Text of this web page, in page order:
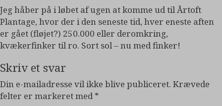
Jeg håber på i løbet af ugen at komme ud til Årtoft
Plantage, hvor der i den seneste tid, hver eneste aften
er gået (fløjet?) 250.000 eller deromkring,
kvækerfinker til ro. Sort sol – nu med finker!
Skriv et svar
Din e-mailadresse vil ikke blive publiceret. Krævede
felter er markeret med *